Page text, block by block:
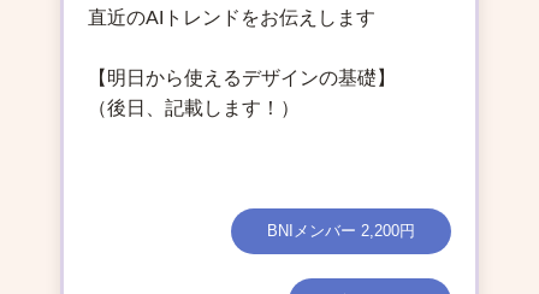
直近のAIトレンドをお伝えします
【明日から使えるデザインの基礎】
（後日、記載します！）
BNIメンバー 2,200円